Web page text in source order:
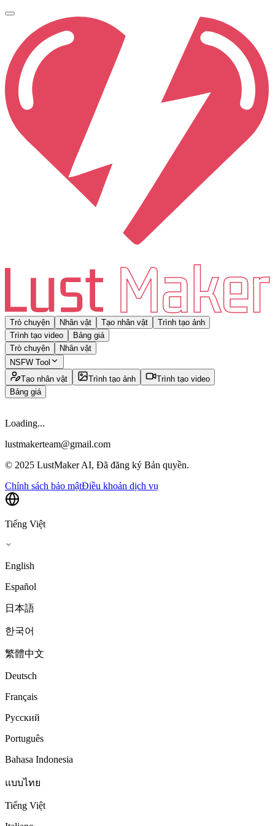
Trò chuyện Nhân vật Tạo nhân vật
Trình tạo ảnh
Trình tạo video
Bảng giá
Trò chuyện
Nhân vật
NSFW Tool
Tạo nhân vật
Trình tạo ảnh
Trình tạo video
Bảng giá
Loading...
lustmakerteam@gmail.com
© 2025 LustMaker AI, Đã đăng ký Bản quyền.
Chính sách bảo mậtĐiều khoản dịch vụ
Tiếng Việt
English
Español
日本語
한국어
繁體中文
Deutsch
Français
Русский
Português
Bahasa Indonesia
แบบไทย
Tiếng Việt